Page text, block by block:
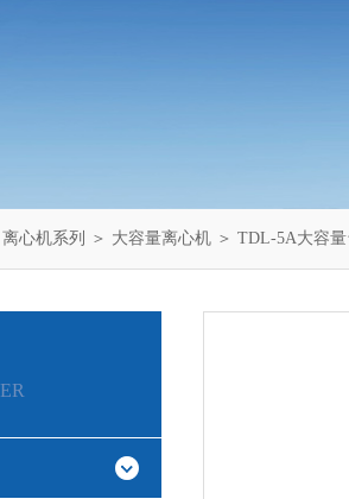
离心机系列 ＞ 大容量离心机 ＞ TDL-5A大容